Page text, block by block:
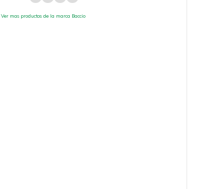
Ver mas productos de la marca Baccio